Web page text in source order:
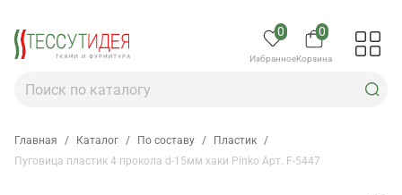
0
Избранное
0
Корзина
Главная / Каталог / По составу / Пластик /
Пуговица пластик 4 прокола d-15мм хаки Pinko Арт. F-5447